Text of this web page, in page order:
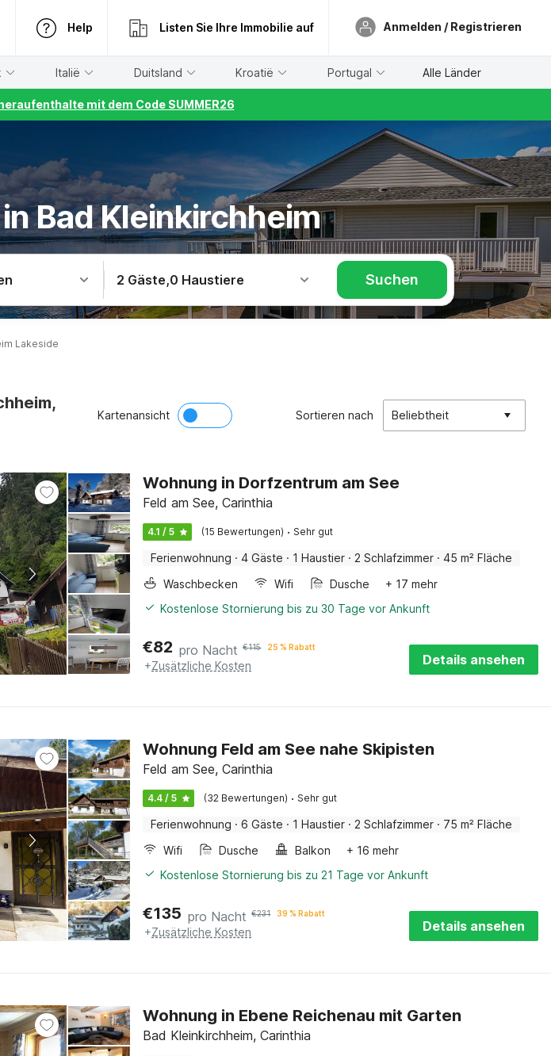
Help Listen Sie Ihre Immobilie auf Anmelden / Registrieren
Italië Duitsland Kroatië Portugal Alle Länder
mit dem Code SUMMER26
Bad Kleinkirchheim
2 Gäste,0 Haustiere Suchen
Lakeside
Kartenansicht Sortieren nach Beliebtheit
Wohnung in Dorfzentrum am See
Feld am See, Carinthia
4.1 / 5 (15 Bewertungen) · Sehr gut
Ferienwohnung · 4 Gäste · 1 Haustier · 2 Schlafzimmer · 45 m² Fläche
Waschbecken
Wifi Dusche
+ 17 mehr
Kostenlose Stornierung bis zu 30 Tage vor Ankunft
€82 pro Nacht €115 25 % Rabatt
+Zusätzliche Kosten Details ansehen
Wohnung Feld am See nahe Skipisten
Feld am See, Carinthia
4.4 / 5 (32 Bewertungen) · Sehr gut
Ferienwohnung · 6 Gäste · 1 Haustier · 2 Schlafzimmer · 75 m² Fläche
Wifi
Dusche Balkon
+ 16 mehr
Kostenlose Stornierung bis zu 21 Tage vor Ankunft
€135 pro Nacht €231 39 % Rabatt
+Zusätzliche Kosten Details ansehen
Wohnung in Ebene Reichenau mit Garten
Bad Kleinkirchheim, Carinthia